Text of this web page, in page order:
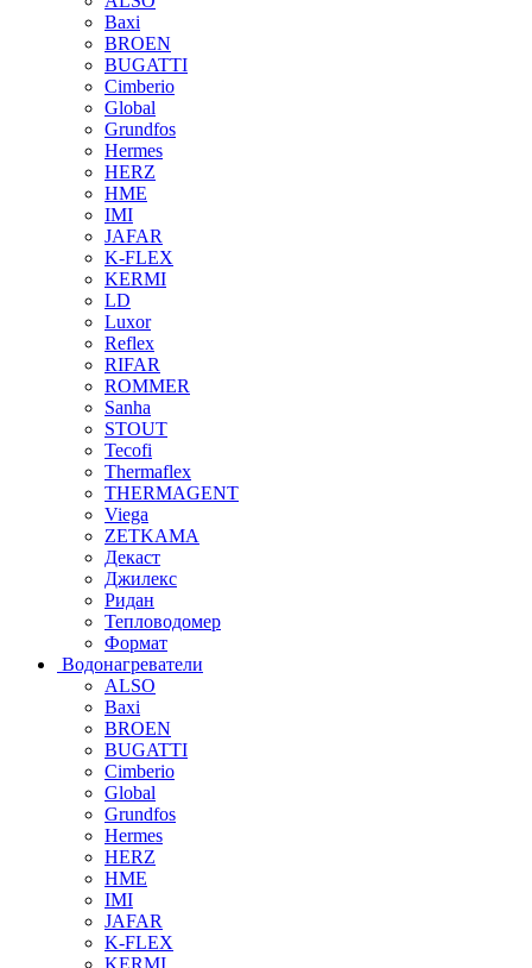
Baxi
BROEN
BUGATTI
Cimberio
Global
Grundfos
Hermes
HERZ
HME
IMI
JAFAR
K-FLEX
KERMI
LD
Luxor
Reflex
RIFAR
ROMMER
Sanha
STOUT
Tecofi
Thermaflex
THERMAGENT
Viega
ZETKAMA
Декаст
Джилекс
Ридан
Тепловодомер
Формат
Водонагреватели
ALSO
Baxi
BROEN
BUGATTI
Cimberio
Global
Grundfos
Hermes
HERZ
HME
IMI
JAFAR
K-FLEX
KERMI